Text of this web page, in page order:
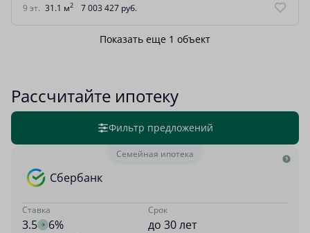
9 эт. 31.1 м2 7 003 427 руб.
Показать еще 1 объект
Рассчитайте ипотеку
Фильтр предложений
Семейная ипотека
Сбербанк
Ставка
3.5 6%
Срок
до 30 лет